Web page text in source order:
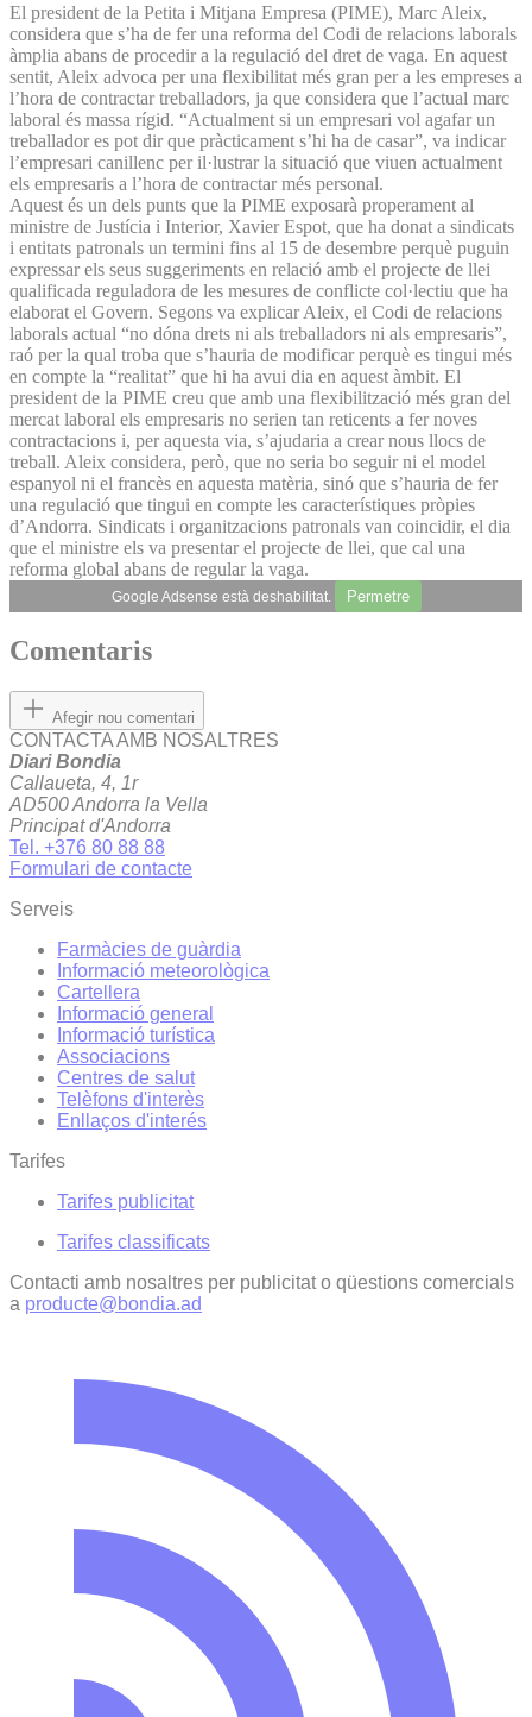
El president de la Petita i Mitjana Empresa (PIME), Marc Aleix,
considera que s’ha de fer una reforma del Codi de relacions laborals
àmplia abans de procedir a la regulació del dret de vaga. En aquest
sentit, Aleix advoca per una flexibilitat més gran per a les empreses a
l’hora de contractar treballadors, ja que considera que l’actual marc
laboral és massa rígid. “Actualment si un empresari vol agafar un
treballador es pot dir que pràcticament s’hi ha de casar”, va indicar
l’empresari canillenc per il·lustrar la situació que viuen actualment
els empresaris a l’hora de contractar més personal.
Aquest és un dels punts que la PIME exposarà properament al
ministre de Justícia i Interior, Xavier Espot, que ha donat a sindicats
i entitats patronals un termini fins al 15 de desembre perquè puguin
expressar els seus suggeriments en relació amb el projecte de llei
qualificada reguladora de les mesures de conflicte col·lectiu que ha
elaborat el Govern. Segons va explicar Aleix, el Codi de relacions
laborals actual “no dóna drets ni als treballadors ni als empresaris”,
raó per la qual troba que s’hauria de modificar perquè es tingui més
en compte la “realitat” que hi ha avui dia en aquest àmbit. El
president de la PIME creu que amb una flexibilització més gran del
mercat laboral els empresaris no serien tan reticents a fer noves
contractacions i, per aquesta via, s’ajudaria a crear nous llocs de
treball. Aleix considera, però, que no seria bo seguir ni el model
espanyol ni el francès en aquesta matèria, sinó que s’hauria de fer
una regulació que tingui en compte les característiques pròpies
d’Andorra. Sindicats i organitzacions patronals van coincidir, el dia
que el ministre els va presentar el projecte de llei, que cal una
reforma global abans de regular la vaga.
Google Adsense està deshabilitat. Permetre
Comentaris
Afegir nou comentari
CONTACTA AMB NOSALTRES
Diari Bondia
Callaueta, 4, 1r
AD500 Andorra la Vella
Principat d'Andorra
Tel. +376 80 88 88
Formulari de contacte
Serveis
Farmàcies de guàrdia
Informació meteorològica
Cartellera
Informació general
Informació turística
Associacions
Centres de salut
Telèfons d'interès
Enllaços d'interés
Tarifes
Tarifes publicitat
Tarifes classificats
Contacti amb nosaltres per publicitat o qüestions comercials
a producte@bondia.ad